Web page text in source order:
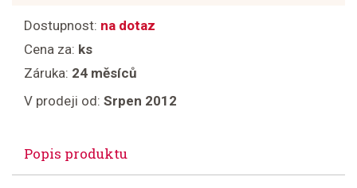
Dostupnost: na dotaz
Cena za: ks
Záruka: 24 měsíců
V prodeji od: Srpen 2012
Popis produktu